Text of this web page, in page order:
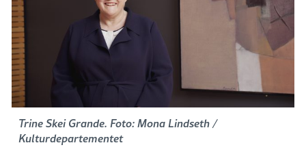
Trine Skei Grande. Foto: Mona Lindseth /
Kulturdepartementet